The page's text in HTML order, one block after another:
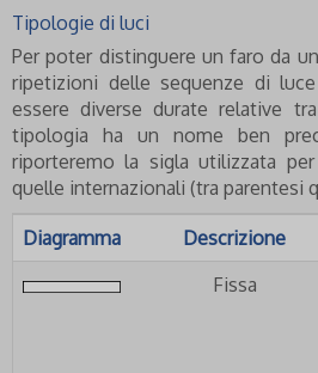
Tipologie di luci
Per poter distinguere un faro da
ripetizioni delle sequenze di
essere diverse durate relative
tipologia ha un nome ben
riporteremo la sigla utilizzata
quelle internazionali (tra parentesi
Diagramma Descrizione
Fissa